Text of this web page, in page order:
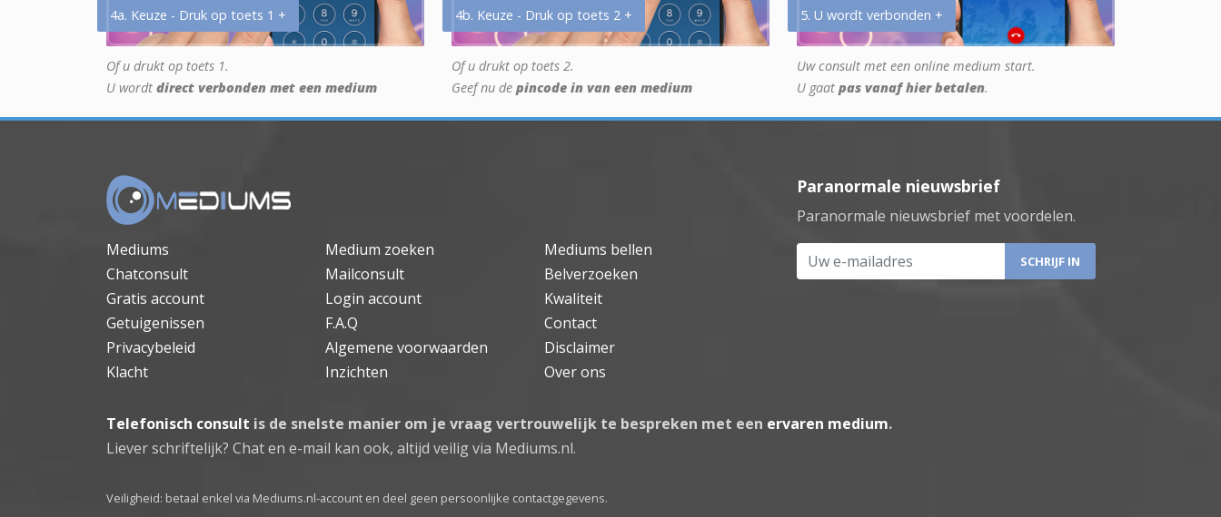
4a. Keuze - Druk op toets 1 +
Of u drukt op toets 1.
U wordt direct verbonden met een medium
4b. Keuze - Druk op toets 2 +
Of u drukt op toets 2.
Geef nu de pincode in van een medium
5. U wordt verbonden +
Uw consult met een online medium start.
U gaat pas vanaf hier betalen.
Mediums Medium zoeken
Mediums bellen
Chatconsult
Mailconsult
Belverzoeken
Gratis account
Login account
Kwaliteit
Getuigenissen
F.A.Q
Contact
Privacybeleid
Algemene voorwaarden
Disclaimer
Klacht
Inzichten Over ons
Paranormale nieuwsbrief
Paranormale nieuwsbrief met voordelen.
Uw e-mailadres
Telefonisch consult is de snelste manier om je vraag vertrouwelijk te bespreken met een ervaren medium.
Liever schriftelijk? Chat en e-mail kan ook, altijd veilig via Mediums.nl.
Veiligheid: betaal enkel via Mediums.nl-account en deel geen persoonlijke contactgegevens.